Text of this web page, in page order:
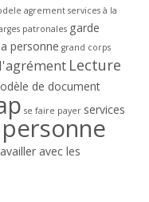
agrement services à la
patronales garde
personne grand corps
l'agrément Lecture
de document
se faire payer services
avec les